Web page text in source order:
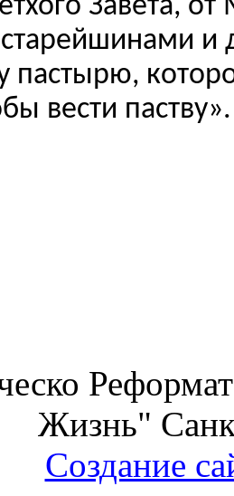
Завета,
пастырю,
вести
Жизнь"
Создание